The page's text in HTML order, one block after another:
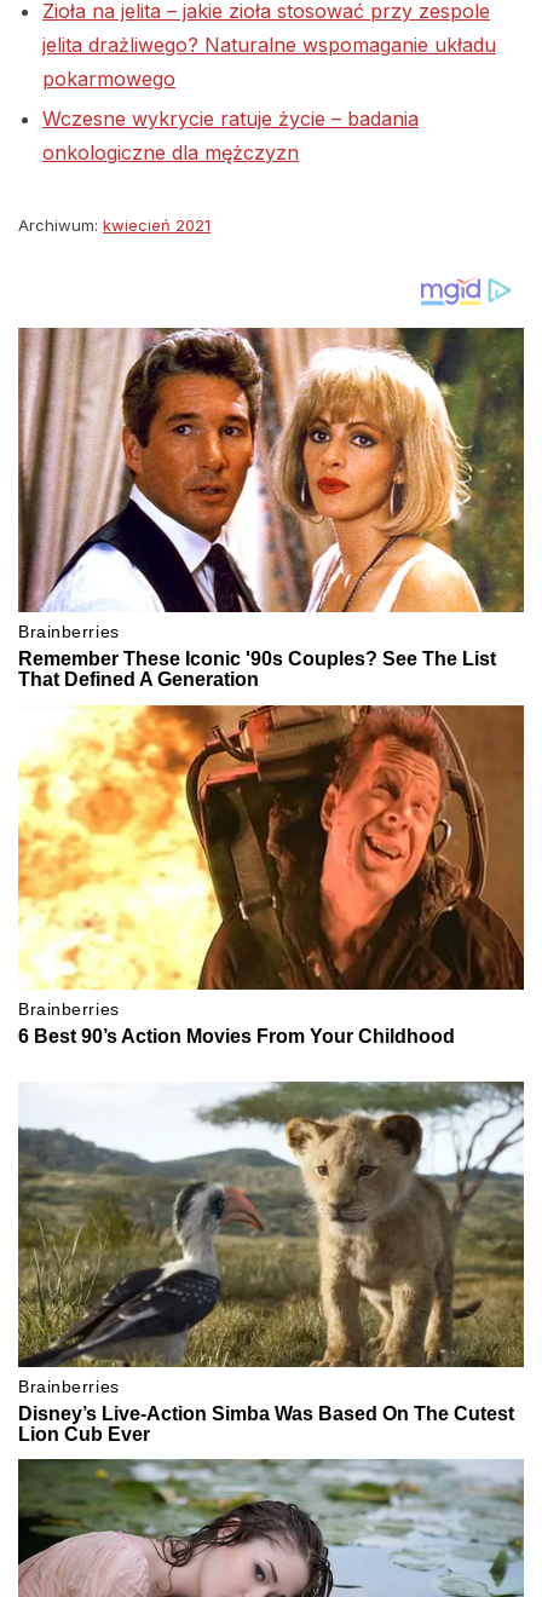
Zioła na jelita – jakie zioła stosować przy zespole
jelita drażliwego? Naturalne wspomaganie układu
pokarmowego
Wczesne wykrycie ratuje życie – badania
onkologiczne dla mężczyzn
Archiwum: kwiecień 2021